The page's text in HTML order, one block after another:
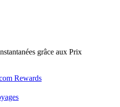
grâce aux Prix
Rewards